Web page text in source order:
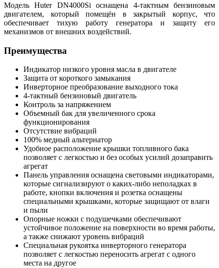
Модель Huter DN4000Si оснащена 4-тактным бензиновым
двигателем, который помещён в закрытый корпус, что
обеспечивает тихую работу генератора и защиту его
механизмов от внешних воздействий.
Преимущества
Индикатор низкого уровня масла в двигателе
Защита от короткого замыкания
Инверторное преобразование выходного тока
4-тактный бензиновый двигатель
Контроль за напряжением
Объемный бак для увеличенного срока
функционирования
Отсутствие вибраций
100% медный альтернатор
Удобное расположение крышки топливного бака
позволяет с легкостью и без особых усилий дозаправить
агрегат
Панель управления оснащена световыми индикаторами,
которые сигнализируют о каких-либо неполадках в
работе, кнопки включения и розетка оснащены
специальными крышками, которые защищают от влаги
и пыли
Опорные ножки с подушечками обеспечивают
устойчивое положение на поверхности во время работы,
а также снижают уровень вибраций
Специальная рукоятка инверторного генератора
позволяет с легкостью переносить агрегат с одного
места на другое